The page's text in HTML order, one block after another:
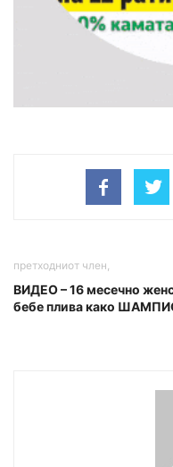
претходниот член,
ВИДЕО – 16 месечно
бебе плива како